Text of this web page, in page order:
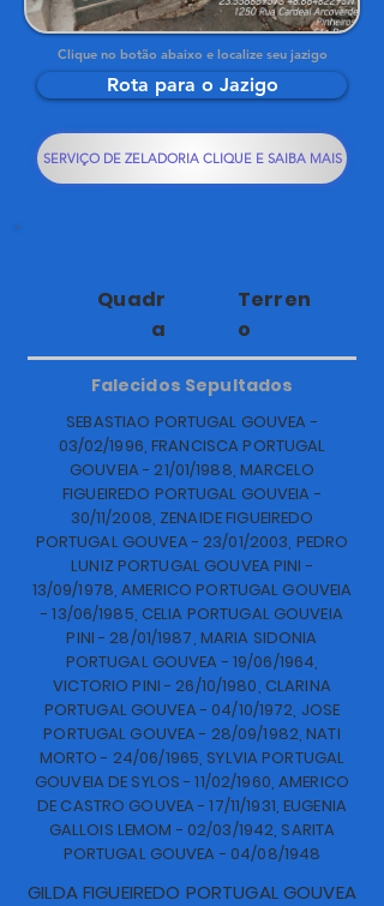
Clique no botão abaixo e localize seu jazigo
Rota para o Jazigo
SERVIÇO DE ZELADORIA CLIQUE E SAIBA MAIS
Quadr
a
Terren
o
Falecidos Sepultados
SEBASTIAO PORTUGAL GOUVEA -
03/02/1996, FRANCISCA PORTUGAL
GOUVEIA - 21/01/1988, MARCELO
FIGUEIREDO PORTUGAL GOUVEIA -
30/11/2008, ZENAIDE FIGUEIREDO
PORTUGAL GOUVEA - 23/01/2003, PEDRO
LUNIZ PORTUGAL GOUVEA PINI -
13/09/1978, AMERICO PORTUGAL GOUVEIA
- 13/06/1985, CELIA PORTUGAL GOUVEIA
PINI - 28/01/1987, MARIA SIDONIA
PORTUGAL GOUVEA - 19/06/1964,
VICTORIO PINI - 26/10/1980, CLARINA
PORTUGAL GOUVEA - 04/10/1972, JOSE
PORTUGAL GOUVEA - 28/09/1982, NATI
MORTO - 24/06/1965, SYLVIA PORTUGAL
GOUVEIA DE SYLOS - 11/02/1960, AMERICO
DE CASTRO GOUVEA - 17/11/1931, EUGENIA
GALLOIS LEMOM - 02/03/1942, SARITA
PORTUGAL GOUVEA - 04/08/1948
GILDA FIGUEIREDO PORTUGAL GOUVEA